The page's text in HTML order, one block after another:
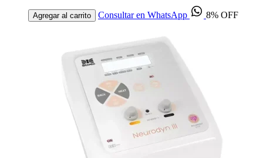
Agregar al carrito Consultar en WhatsApp 8% OFF